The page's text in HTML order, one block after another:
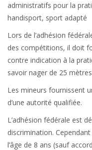
administratifs pour la
handisport, sport adapté
Lors de l’adhésion
des compétitions, il doit
contre indication à la
savoir nager de 25
Les mineurs fournissent
d’une autorité qualifiée.
L’adhésion fédérale est
discrimination.
l’âge de 8 ans (sauf